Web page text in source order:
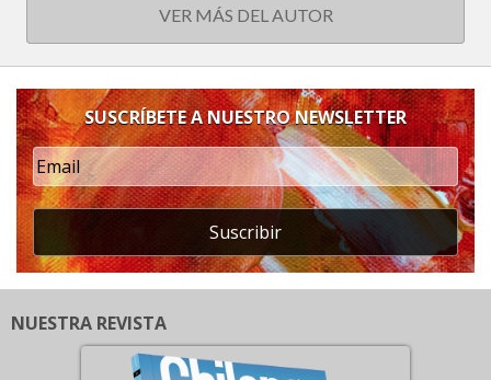
VER MÁS DEL AUTOR
SUSCRÍBETE A NUESTRO NEWSLETTER
Suscribir
NUESTRA REVISTA